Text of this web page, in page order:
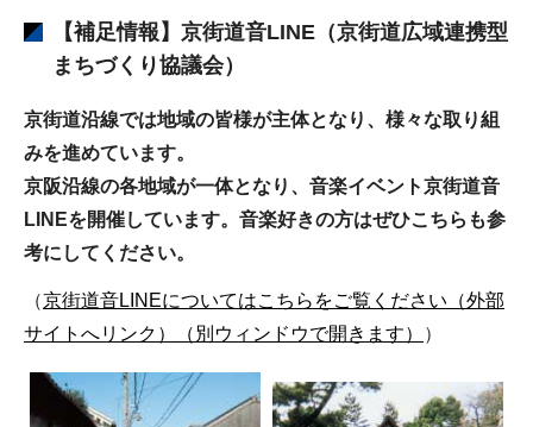
【補足情報】京街道音LINE（京街道広域連携型
まちづくり協議会）
京街道沿線では地域の皆様が主体となり、様々な取り組
みを進めています。
京阪沿線の各地域が一体となり、音楽イベント京街道音
LINEを開催しています。音楽好きの方はぜひこちらも参
考にしてください。
（京街道音LINEについてはこちらをご覧ください（外部
サイトへリンク）（別ウィンドウで開きます）
）